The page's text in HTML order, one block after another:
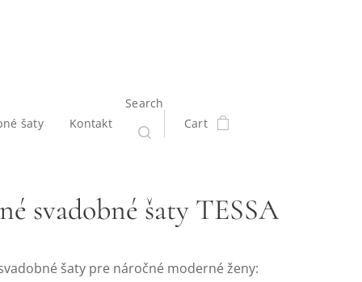
šaty Kontakt
Search
Cart
svadobné šaty TESSA
šaty pre náročné moderné ženy: